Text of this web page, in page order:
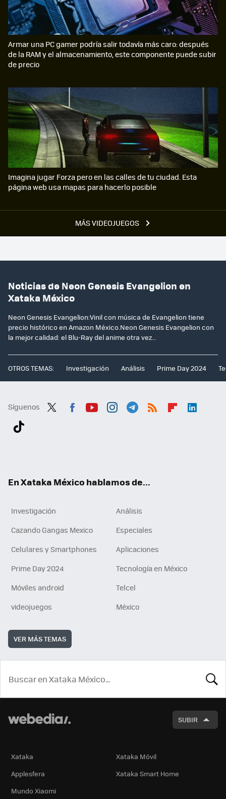
MÁS VIDEOJUEGOS
Armar una PC gamer podría salir todavía más caro: después
de la RAM y el almacenamiento, este componente puede subir
de precio
Imagina jugar Forza pero en las calles de tu ciudad. Esta
página web usa mapas para hacerlo posible
Noticias de Neon Genesis Evangelion en
Xataka México
Neon Genesis Evangelion:Vinil con música de Evangelion tiene
precio histórico en Amazon México.Neon Genesis Evangelion con
la mejor calidad: el Blu-Ray del anime otra vez...
OTROS TEMAS: Investigación Análisis Prime Day 2024
Síguenos
En Xataka México hablamos de...
Investigación
Análisis
Cazando Gangas Mexico
Especiales
Celulares y Smartphones
Aplicaciones
Prime Day 2024
Tecnología en México
Móviles android
Telcel
videojuegos
México
VER MÁS TEMAS
SUBIR
Xataka
Xataka Móvil
Applesfera
Xataka Smart Home
Mundo Xiaomi